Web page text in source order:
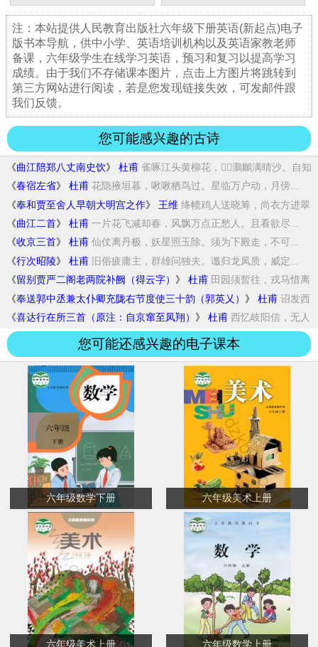
注：本站提供人民教育出版社六年级下册英语(新起点)电子
版书本导航，供中小学、英语培训机构以及英语家教老师
备课，六年级学生在线学习英语，预习和复习以提高学习
成绩。由于我们不存储课本图片，点击上方图片将跳转到
第三方网站进行阅读，若是您发现链接失效，可发邮件跟
我们反馈。
您可能感兴趣的古诗
《曲江陪郑八丈南史饮》 杜甫 雀啄江头黄柳花，鸂鶒满晴沙。自知
白发...
《春宿左省》 杜甫 花隐掖垣暮，啾啾栖鸟过。星临万户动，月傍...
《奉和贾至舍人早朝大明宫之作》 王维 绛帻鸡人送晓筹，尚衣方进翠
云裘。九天阊阖...
《曲江二首》 杜甫 一片花飞减却春，风飘万点正愁人。且看欲尽...
《收京三首》 杜甫 仙仗离丹极，妖星照玉除。须为下殿走，不可...
《行次昭陵》 杜甫
旧俗疲庸主，群雄问独夫。谶归龙凤质，威定...
《留别贾严二阁老两院补阙（得云字） 》 杜甫 田园须暂往，戎马惜离
群。去远留诗别，愁多...
《奉送郭中丞兼太仆卿充陇右节度使三十韵（郭英乂） 》 杜甫 诏发西
山将，秋屯陇右兵。凄凉馀部曲，燀赫...
《喜达行在所三首（原注：自京窜至凤翔） 》 杜甫 西忆岐阳信，无人
遂却回。眼穿当落日，心死...
您可能还感兴趣的电子课本
六年级数学下册 六年级美术上册
六年级美术上册 六年级数学上册